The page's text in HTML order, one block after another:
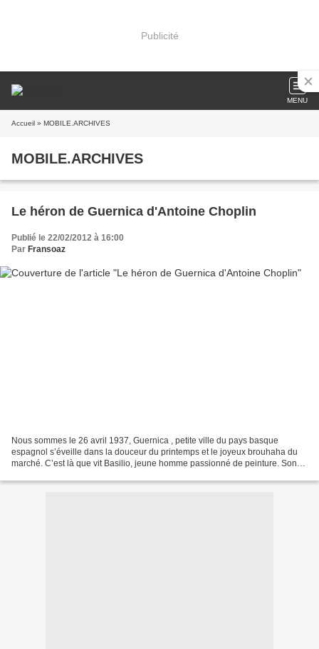
Publicité
MENU
Accueil » MOBILE.ARCHIVES
MOBILE.ARCHIVES
Le héron de Guernica d'Antoine Choplin
Publié le 22/02/2012 à 16:00
Par Fransoaz
Nous sommes le 26 avril 1937, Guernica , petite ville du pays basque
espagnol s’éveille dans la douceur du printemps et le joyeux brouhaha du
marché. C’est là que vit Basilio, jeune homme passionné de peinture. Son